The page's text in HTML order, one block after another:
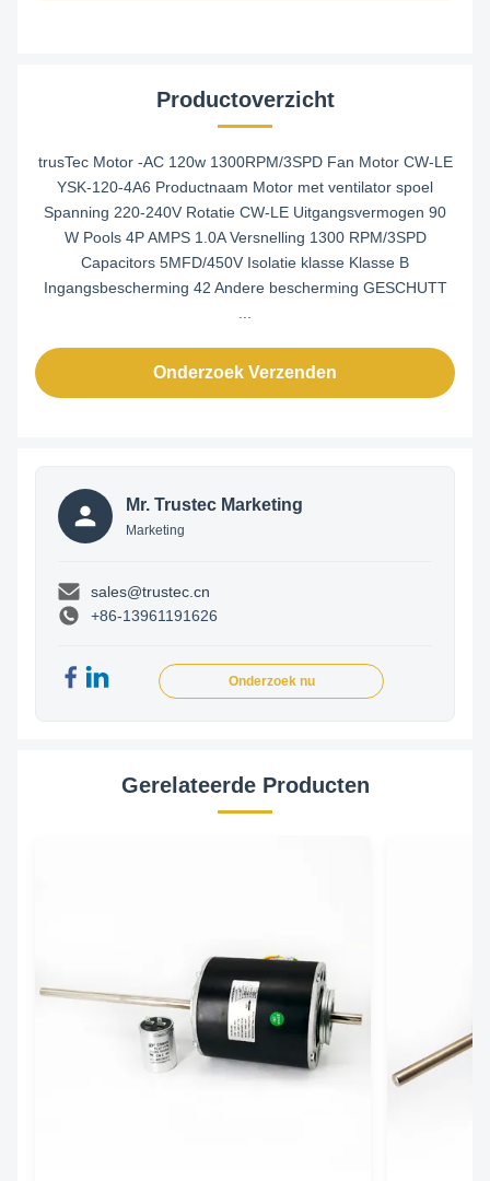
Productoverzicht
trusTec Motor -AC 120w 1300RPM/3SPD Fan Motor CW-LE
YSK-120-4A6 Productnaam Motor met ventilator spoel
Spanning 220-240V Rotatie CW-LE Uitgangsvermogen 90
W Pools 4P AMPS 1.0A Versnelling 1300 RPM/3SPD
Capacitors 5MFD/450V Isolatie klasse Klasse B
Ingangsbescherming 42 Andere bescherming GESCHUTT
Onderzoek Verzenden
Mr. Trustec Marketing
Marketing
sales@trustec.cn
+86-13961191626
Onderzoek nu
Gerelateerde Producten